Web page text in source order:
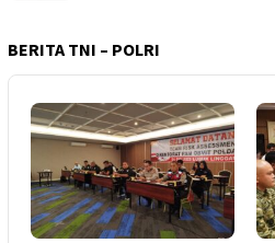
BERITA TNI – POLRI